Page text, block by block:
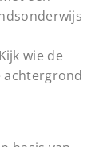
Kijk wie de
achtergrond